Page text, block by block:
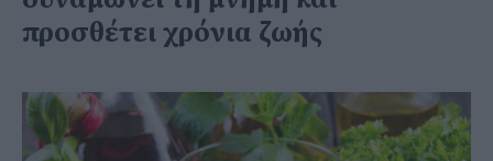
προσθέτει χρόνια ζωής